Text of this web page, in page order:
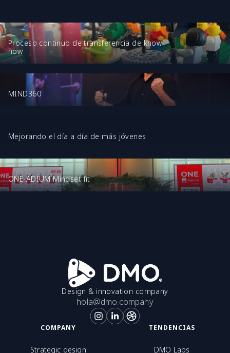
Proceso continuo de transferencia de know-
how
MIND360
Mejorando el día a día de más jóvenes
ONE-ADIUM Mindset fit
Design & innovation company
hola@dmo.company
COMPANY
Strategic design
TENDENCIAS
DMO Labs